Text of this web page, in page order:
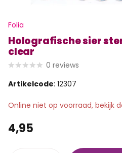
Folia
Holografische sier
clear
0 reviews
Artikelcode: 12307
Online niet op voorraad, bekijk
4,95